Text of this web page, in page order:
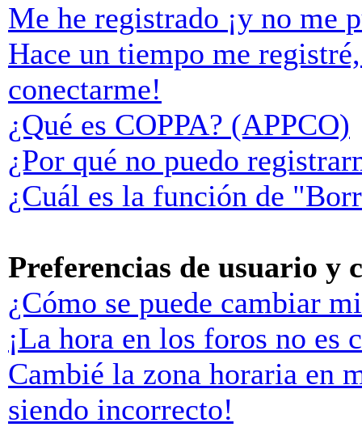
Me he registrado ¡y no me
Hace un tiempo me
conectarme!
¿Qué es COPPA? (APPCO)
¿Por qué no puedo
¿Cuál es la función de
Preferencias de usuario y
¿Cómo se puede cambiar
¡La hora en los foros no es
Cambié la zona horaria en
siendo incorrecto!